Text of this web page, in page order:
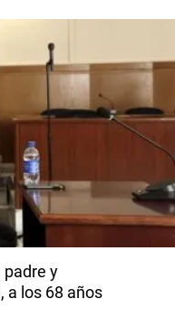
padre y
a los 68 años